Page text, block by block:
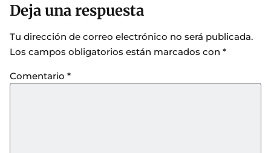
Deja una respuesta
Tu dirección de correo electrónico no será publicada.
Los campos obligatorios están marcados con *
Comentario *